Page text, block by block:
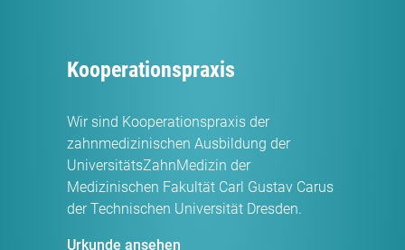
Kooperationspraxis
Wir sind Kooperationspraxis der
zahnmedizinischen Ausbildung der
UniversitätsZahnMedizin der
Medizinischen Fakultät Carl Gustav Carus
der Technischen Universität Dresden.
Urkunde ansehen